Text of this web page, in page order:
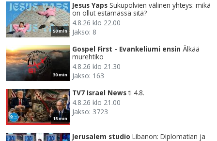
50 min
Jesus Yaps Sukupolvien välinen yhteys: mikä
on ollut estämässä sitä?
4.8.26 klo 22.00
Jakso: 8
30 min
Gospel First - Evankeliumi ensin Älkää
murehtiko
4.8.26 klo 21.30
Jakso: 163
15 min
TV7 Israel News ti 4.8.
4.8.26 klo 21.00
Jakso: 3723
Jerusalem studio Libanon: Diplomatian ja